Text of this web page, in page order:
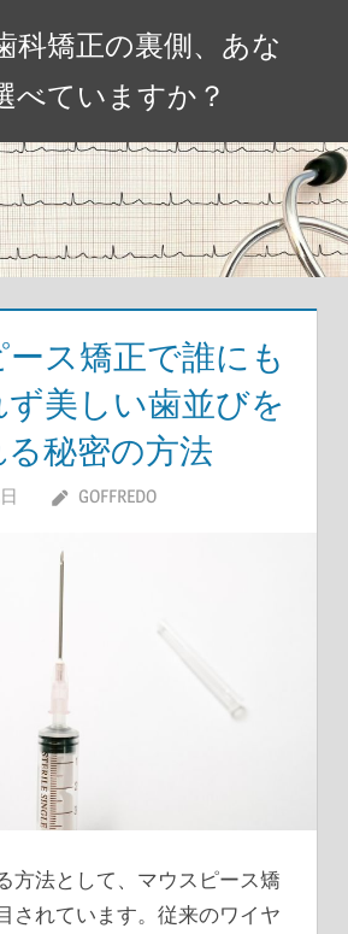
科矯正の裏側、あな
べていますか？
ス矯正で誰にも
美しい歯並びを
秘密の方法
GOFFREDO
方法として、マウスピース矯
されています。 従来のワイヤ